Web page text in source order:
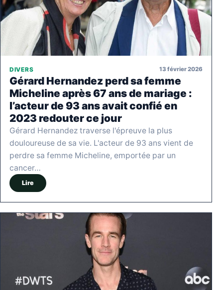
DIVERS 13 février 2026
Gérard Hernandez perd sa femme
Micheline après 67 ans de mariage :
l’acteur de 93 ans avait confié en
2023 redouter ce jour
Gérard Hernandez traverse l'épreuve la plus
douloureuse de sa vie. L'acteur de 93 ans vient de
perdre sa femme Micheline, emportée par un
cancer…
Lire